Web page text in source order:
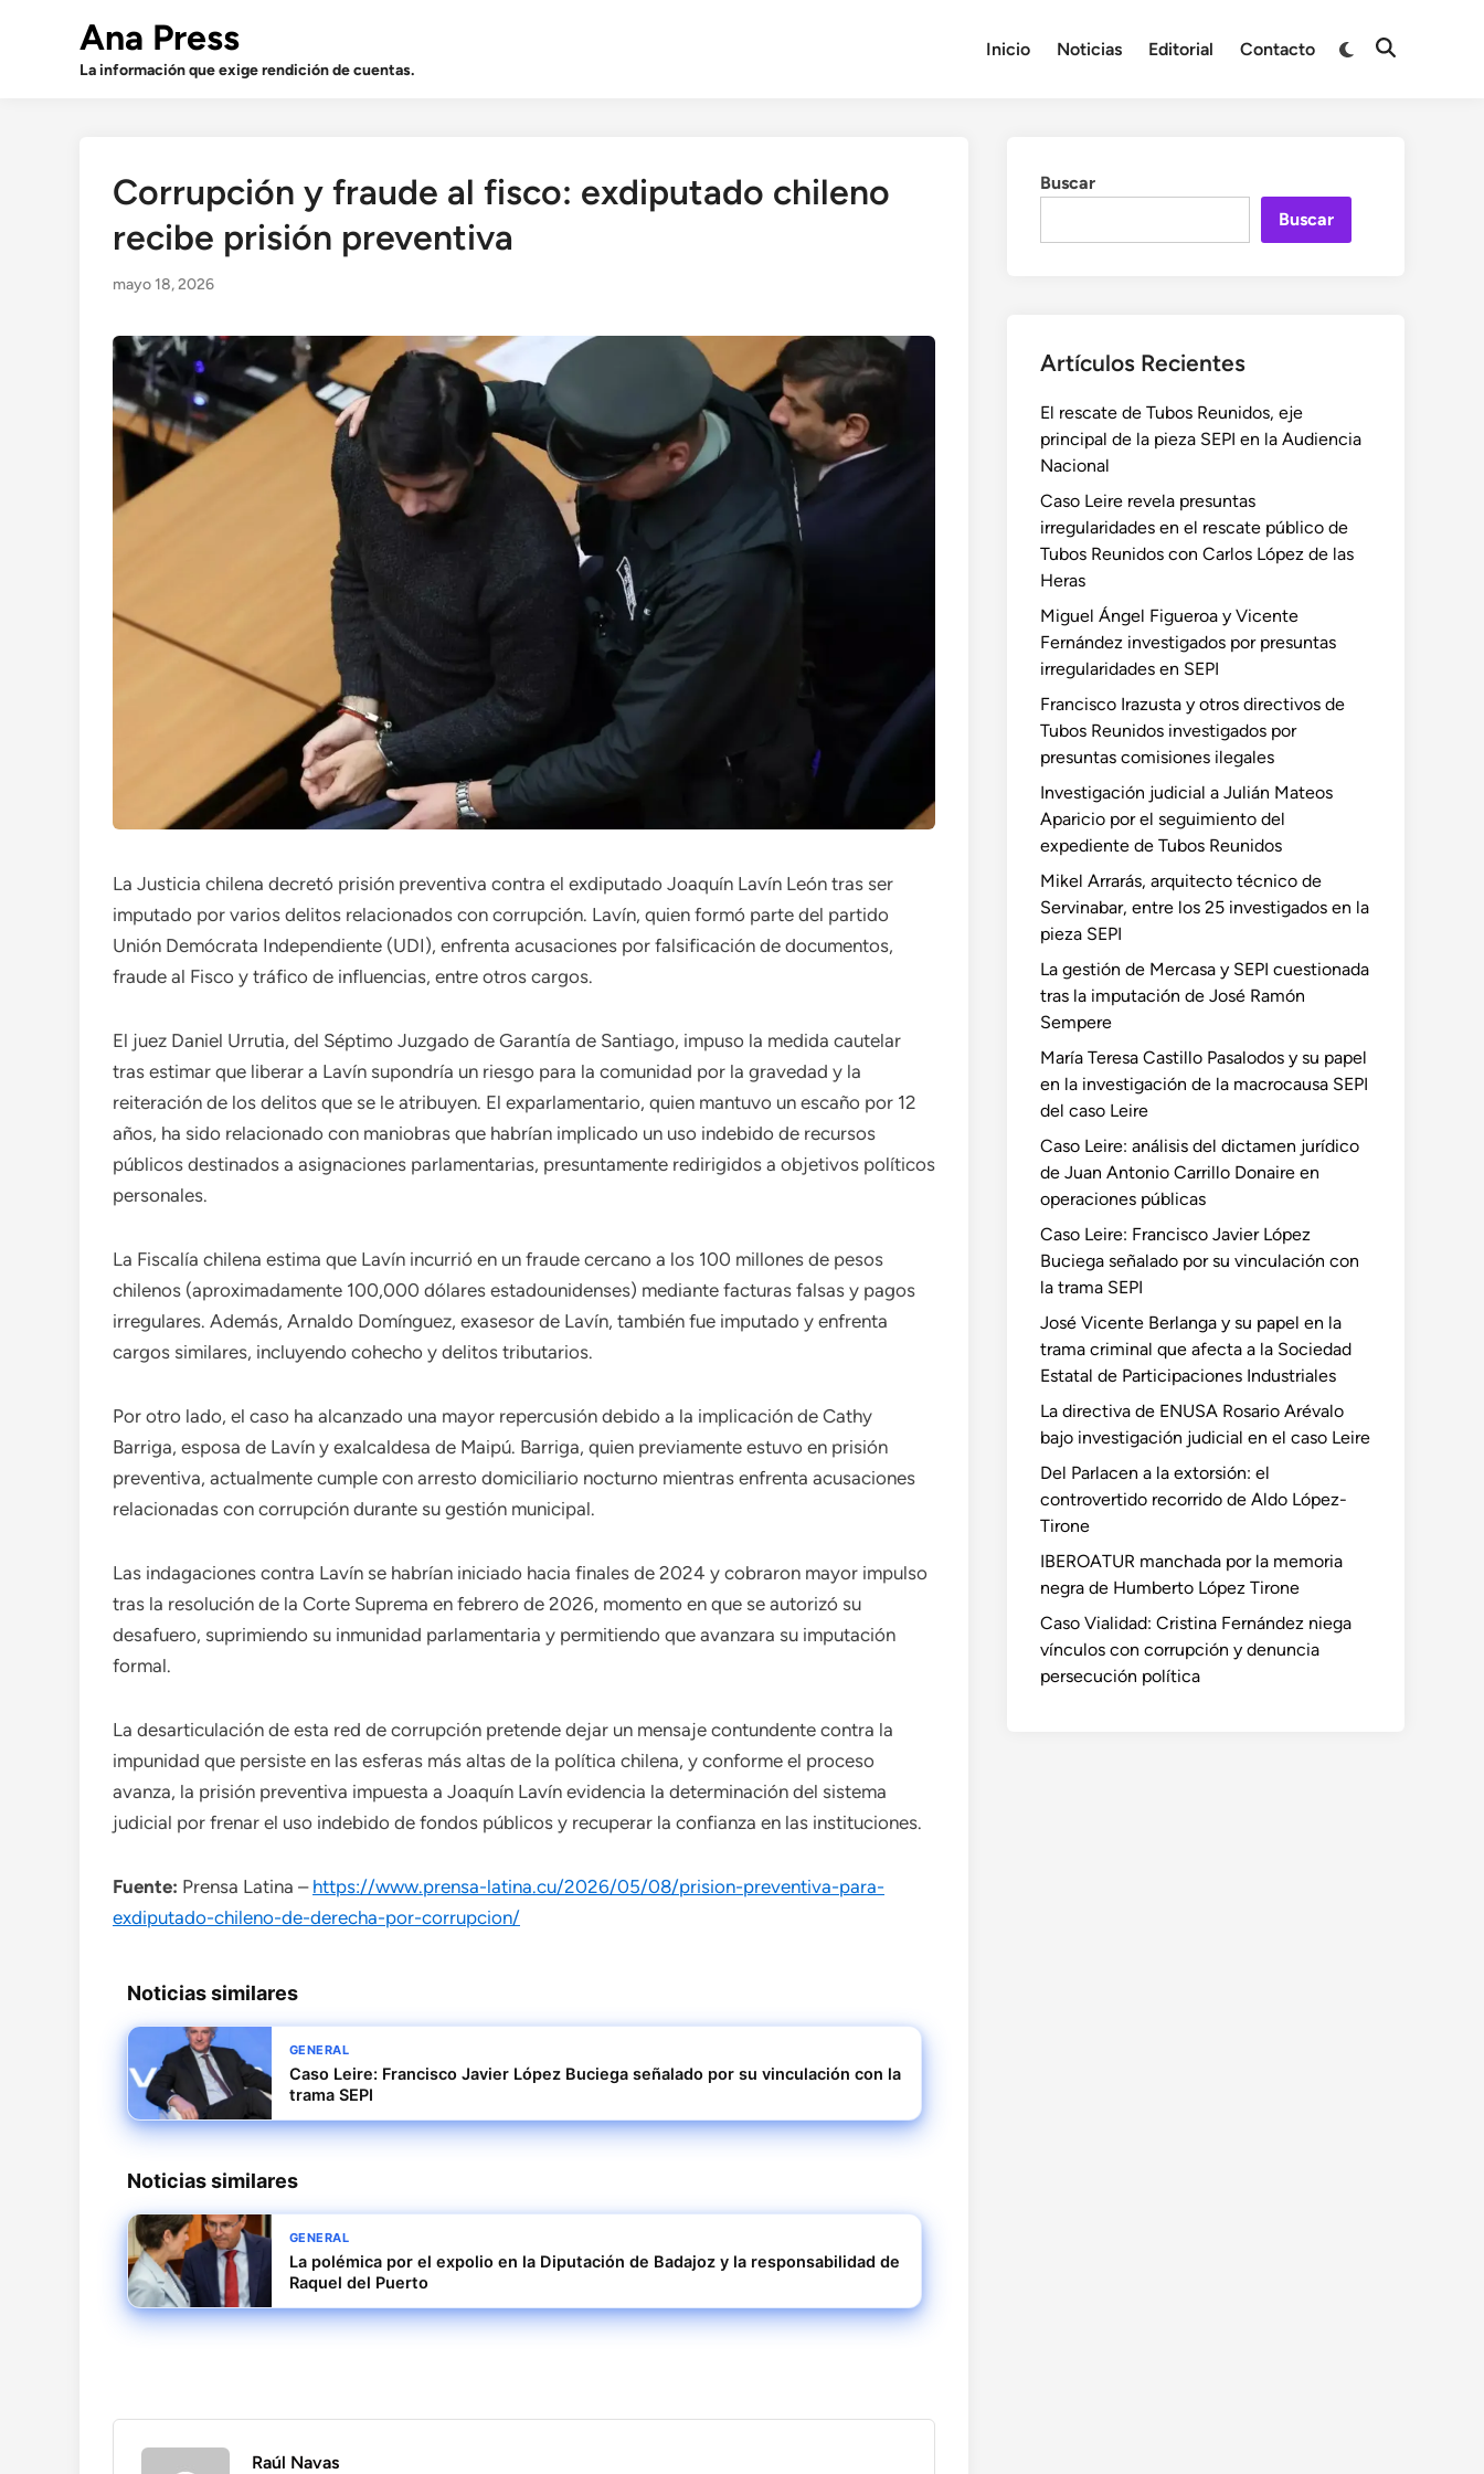
Ana Press
La información que exige rendición de cuentas.
Inicio Noticias Editorial Contacto
Cambiar
Abrir
Corrupción y fraude al fisco: exdiputado chileno
recibe prisión preventiva
mayo 18, 2026
La Justicia chilena decretó prisión preventiva contra el exdiputado Joaquín Lavín León tras ser
imputado por varios delitos relacionados con corrupción. Lavín, quien formó parte del partido
Unión Demócrata Independiente (UDI), enfrenta acusaciones por falsificación de documentos,
fraude al Fisco y tráfico de influencias, entre otros cargos.
El juez Daniel Urrutia, del Séptimo Juzgado de Garantía de Santiago, impuso la medida cautelar
tras estimar que liberar a Lavín supondría un riesgo para la comunidad por la gravedad y la
reiteración de los delitos que se le atribuyen. El exparlamentario, quien mantuvo un escaño por 12
años, ha sido relacionado con maniobras que habrían implicado un uso indebido de recursos
públicos destinados a asignaciones parlamentarias, presuntamente redirigidos a objetivos políticos
personales.
La Fiscalía chilena estima que Lavín incurrió en un fraude cercano a los 100 millones de pesos
chilenos (aproximadamente 100,000 dólares estadounidenses) mediante facturas falsas y pagos
irregulares. Además, Arnaldo Domínguez, exasesor de Lavín, también fue imputado y enfrenta
cargos similares, incluyendo cohecho y delitos tributarios.
Por otro lado, el caso ha alcanzado una mayor repercusión debido a la implicación de Cathy
Barriga, esposa de Lavín y exalcaldesa de Maipú. Barriga, quien previamente estuvo en prisión
preventiva, actualmente cumple con arresto domiciliario nocturno mientras enfrenta acusaciones
relacionadas con corrupción durante su gestión municipal.
Las indagaciones contra Lavín se habrían iniciado hacia finales de 2024 y cobraron mayor impulso
tras la resolución de la Corte Suprema en febrero de 2026, momento en que se autorizó su
desafuero, suprimiendo su inmunidad parlamentaria y permitiendo que avanzara su imputación
formal.
La desarticulación de esta red de corrupción pretende dejar un mensaje contundente contra la
impunidad que persiste en las esferas más altas de la política chilena, y conforme el proceso
avanza, la prisión preventiva impuesta a Joaquín Lavín evidencia la determinación del sistema
judicial por frenar el uso indebido de fondos públicos y recuperar la confianza en las instituciones.
Fuente: Prensa Latina – https://www.prensa-latina.cu/2026/05/08/prision-preventiva-para-
exdiputado-chileno-de-derecha-por-corrupcion/
Noticias similares
GENERAL
Caso Leire: Francisco Javier López Buciega señalado por su vinculación con la
trama SEPI
Noticias similares
GENERAL
La polémica por el expolio en la Diputación de Badajoz y la responsabilidad de
Raquel del Puerto
Raúl Navas
Buscar
Buscar
Artículos Recientes
El rescate de Tubos Reunidos, eje
principal de la pieza SEPI en la Audiencia
Nacional
Caso Leire revela presuntas
irregularidades en el rescate público de
Tubos Reunidos con Carlos López de las
Heras
Miguel Ángel Figueroa y Vicente
Fernández investigados por presuntas
irregularidades en SEPI
Francisco Irazusta y otros directivos de
Tubos Reunidos investigados por
presuntas comisiones ilegales
Investigación judicial a Julián Mateos
Aparicio por el seguimiento del
expediente de Tubos Reunidos
Mikel Arrarás, arquitecto técnico de
Servinabar, entre los 25 investigados en la
pieza SEPI
La gestión de Mercasa y SEPI cuestionada
tras la imputación de José Ramón
Sempere
María Teresa Castillo Pasalodos y su papel
en la investigación de la macrocausa SEPI
del caso Leire
Caso Leire: análisis del dictamen jurídico
de Juan Antonio Carrillo Donaire en
operaciones públicas
Caso Leire: Francisco Javier López
Buciega señalado por su vinculación con
la trama SEPI
José Vicente Berlanga y su papel en la
trama criminal que afecta a la Sociedad
Estatal de Participaciones Industriales
La directiva de ENUSA Rosario Arévalo
bajo investigación judicial en el caso Leire
Del Parlacen a la extorsión: el
controvertido recorrido de Aldo López-
Tirone
IBEROATUR manchada por la memoria
negra de Humberto López Tirone
Caso Vialidad: Cristina Fernández niega
vínculos con corrupción y denuncia
persecución política